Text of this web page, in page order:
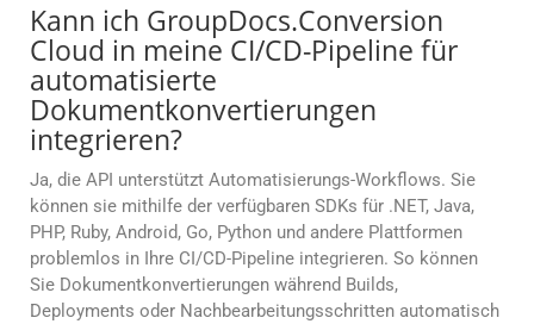
Kann ich GroupDocs.Conversion
Cloud in meine CI/CD-Pipeline für
automatisierte
Dokumentkonvertierungen
integrieren?
Ja, die API unterstützt Automatisierungs-Workflows. Sie
können sie mithilfe der verfügbaren SDKs für .NET, Java,
PHP, Ruby, Android, Go, Python und andere Plattformen
problemlos in Ihre CI/CD-Pipeline integrieren. So können
Sie Dokumentkonvertierungen während Builds,
Deployments oder Nachbearbeitungsschritten automatisch